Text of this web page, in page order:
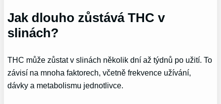
Jak dlouho zůstává THC v
slinách?
THC může zůstat v slinách několik dní až týdnů po užití. To
závisí na mnoha faktorech, včetně frekvence užívání,
dávky a metabolismu jednotlivce.